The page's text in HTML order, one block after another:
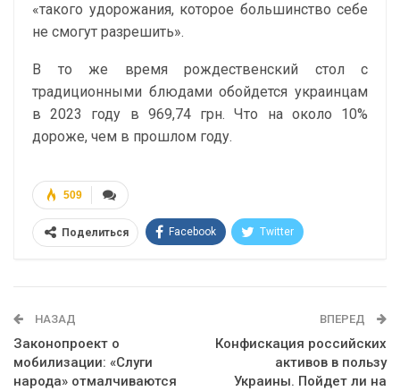
«такого удорожания, которое большинство себе
не смогут разрешить».
В то же время рождественский стол с
традиционными блюдами обойдется украинцам
в 2023 году в 969,74 грн. Что на около 10%
дороже, чем в прошлом году.
509
Поделиться Facebook Twitter
НАЗАД
Законопроект о
мобилизации: «Слуги
народа» отмалчиваются
ВПЕРЕД
Конфискация российских
активов в пользу
Украины. Пойдет ли на